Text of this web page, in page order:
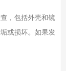
，包括外壳和镜
或损坏。如果发